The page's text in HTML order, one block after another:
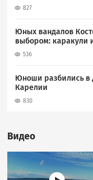
827
Юных вандалов
выбором: каракули
536
Юноши разбились в
Карелии
830
Видео